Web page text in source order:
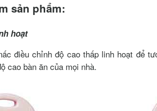
sản phẩm:
hoạt
điều chỉnh độ cao thấp linh hoạt để
cao bàn ăn của mọi nhà.